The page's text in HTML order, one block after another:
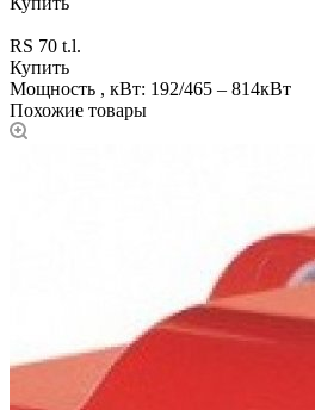
RS 70 t.l.
Купить
Мощность , кВт: 192/465 – 814кВт
Похожие товары